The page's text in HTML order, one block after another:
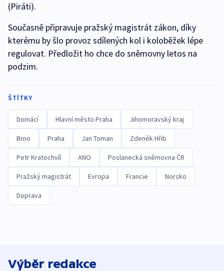
(Piráti).
Současně připravuje pražský magistrát zákon, díky
kterému by šlo provoz sdílených kol i koloběžek lépe
regulovat. Předložit ho chce do sněmovny letos na
podzim.
ŠTÍTKY
Domácí Hlavní město Praha Jihomoravský kraj
Brno Praha Jan Toman Zdeněk Hřib
Petr Kratochvíl ANO Poslanecká sněmovna ČR
Pražský magistrát Evropa Francie Norsko
Doprava
Výběr redakce